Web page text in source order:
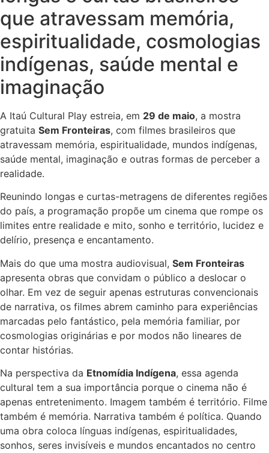
que atravessam memória,
espiritualidade, cosmologias
indígenas, saúde mental e
imaginação
A Itaú Cultural Play estreia, em 29 de maio, a mostra
gratuita Sem Fronteiras, com filmes brasileiros que
atravessam memória, espiritualidade, mundos indígenas,
saúde mental, imaginação e outras formas de perceber a
realidade.
Reunindo longas e curtas-metragens de diferentes regiões
do país, a programação propõe um cinema que rompe os
limites entre realidade e mito, sonho e território, lucidez e
delírio, presença e encantamento.
Mais do que uma mostra audiovisual, Sem Fronteiras
apresenta obras que convidam o público a deslocar o
olhar. Em vez de seguir apenas estruturas convencionais
de narrativa, os filmes abrem caminho para experiências
marcadas pelo fantástico, pela memória familiar, por
cosmologias originárias e por modos não lineares de
contar histórias.
Na perspectiva da Etnomídia Indígena, essa agenda
cultural tem a sua importância porque o cinema não é
apenas entretenimento. Imagem também é território. Filme
também é memória. Narrativa também é política. Quando
uma obra coloca línguas indígenas, espiritualidades,
sonhos, seres invisíveis e mundos encantados no centro